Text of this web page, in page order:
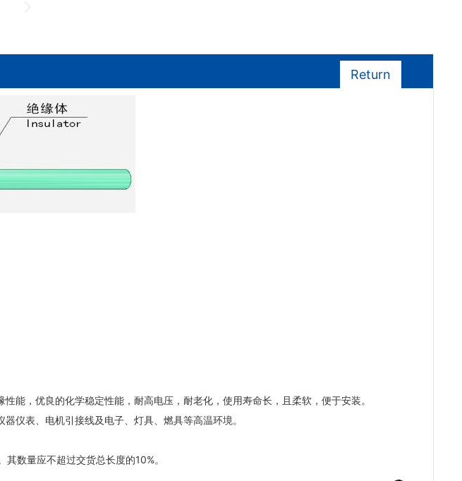
Return
能，优良的化学稳定性能，耐高电压，耐老化，使用寿命长，且柔软，便于安装。
仪表、电机引接线及电子、灯具、燃具等高温环境。
数量应不超过交货总长度的10%。